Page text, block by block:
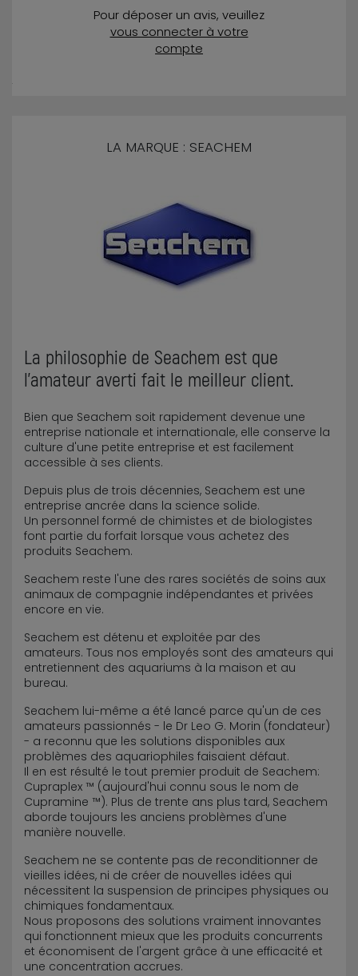
Pour déposer un avis, veuillez
vous connecter à votre
compte
LA MARQUE : SEACHEM
La philosophie de Seachem est que
l'amateur averti fait le meilleur client.
Bien que Seachem soit rapidement devenue une
entreprise nationale et internationale, elle conserve la
culture d'une petite entreprise et est facilement
accessible à ses clients.
Depuis plus de trois décennies, Seachem est une
entreprise ancrée dans la science solide.
Un personnel formé de chimistes et de biologistes
font partie du forfait lorsque vous achetez des
produits Seachem.
Seachem reste l'une des rares sociétés de soins aux
animaux de compagnie indépendantes et privées
encore en vie.
Seachem est détenu et exploitée par des
amateurs. Tous nos employés sont des amateurs qui
entretiennent des aquariums à la maison et au
bureau.
Seachem lui-même a été lancé parce qu'un de ces
amateurs passionnés - le Dr Leo G. Morin (fondateur)
- a reconnu que les solutions disponibles aux
problèmes des aquariophiles faisaient défaut.
Il en est résulté le tout premier produit de Seachem:
Cupraplex ™ (aujourd'hui connu sous le nom de
Cupramine ™). Plus de trente ans plus tard, Seachem
aborde toujours les anciens problèmes d'une
manière nouvelle.
Seachem ne se contente pas de reconditionner de
vieilles idées, ni de créer de nouvelles idées qui
nécessitent la suspension de principes physiques ou
chimiques fondamentaux.
Nous proposons des solutions vraiment innovantes
qui fonctionnent mieux que les produits concurrents
et économisent de l'argent grâce à une efficacité et
une concentration accrues.